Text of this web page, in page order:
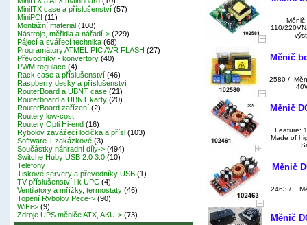
MiniITX case a příslušenství (57)
MiniPCI (11)
Montážní materiál (108)
Nástroje, měřidla a nářadí-> (229)
Pájecí a svářecí technika (68)
Programátory ATMEL PIC AVR FLASH (27)
Převodníky - konvertory (40)
PWM regulace (4)
Rack case a příslušenství (46)
Raspberry desky a příslušenství
RouterBoard a UBNT case (21)
Routerboard a UBNT karty (20)
RouterBoard zařízení (2)
Routery low-cost
Routery Opti Hi-end (16)
Rybolov zavážecí lodička a přísl (103)
Software + zakázkové (3)
Součástky náhradní díly-> (494)
Switche Huby USB 2.0 3.0 (10)
Telefony
Tiskové servery a převodníky USB (1)
TV příslušenství i k UPC (4)
Ventilátory a mřížky, termostaty (46)
Topení Rybolov Pece-> (90)
WiFi-> (9)
Zdroje UPS měniče ATX, AKU-> (73)
Měnič
110/
Měnič
2580 /
Měnič
Feature:
Made of
Měnič
2463 /
Měnič